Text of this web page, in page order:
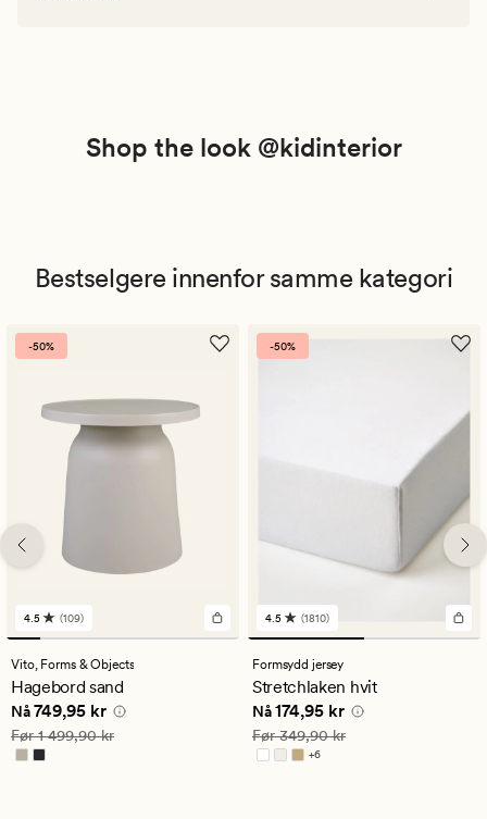
Shop the look @kidinterior
Bestselgere innenfor samme kategori
-50%
109
anmeldelser
med
en
gjennomsnittlig
vurdering
på
4.5
4.5 (109)
Vito, Forms & Objects
Hagebord sand
Nåværende pris
Nå749,95 kr
Vanlig pris 1 499,90 kr
Før1 499,90 kr
-50%
1810
anmeldelser
med
en
gjennomsnittlig
vurdering
på
4.5
4.5 (1810)
Formsydd jersey
Stretchlaken hvit
Nåværende pris
Nå174,95 kr
Vanlig pris 349,90 kr
Før349,90 kr
+6
Tilgjengelig i flere farger